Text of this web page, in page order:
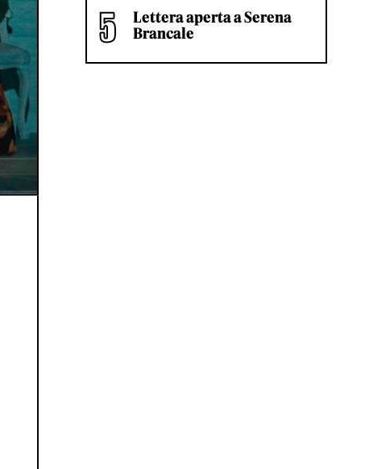
Lettera aperta a Serena
Brancale